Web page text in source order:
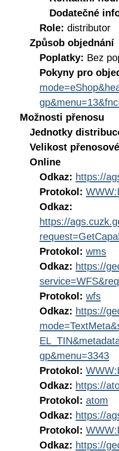
Dodatečné
Role: distributor
Způsob objednání
Poplatky: Bez
Pokyny pro
Možnosti přenosu
Jednotky
Velikost
Online
Odkaz: https://
Protokol:
Odkaz:
https://
Protokol: wms
Odkaz: https://
Protokol: wfs
Odkaz: https://
gp&menu=3343
Protokol:
Odkaz: https://
Protokol: atom
Odkaz: https://
Protokol:
Odkaz: https://